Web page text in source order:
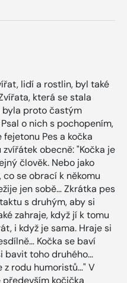
lidí a rostlin, byl také
která se stala
byla proto častým
o nich s pochopením,
Pes a kočka
obecně: "Kočka je
člověk. Nebo jako
se obrací k někomu
jen sobě… Zkrátka pes
s druhým, aby si
zahraje, když jí k tomu
i když je sama. Hraje si
Kočka se baví
bavit toho druhého…
z rodu humoristů…" V
kočička